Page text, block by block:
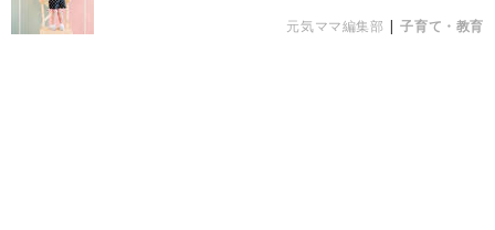
元気ママ編集部 |子育て・教育